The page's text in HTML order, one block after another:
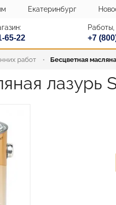
Екатеринбург
65-22 +7
работ Бесцветная
лазурь